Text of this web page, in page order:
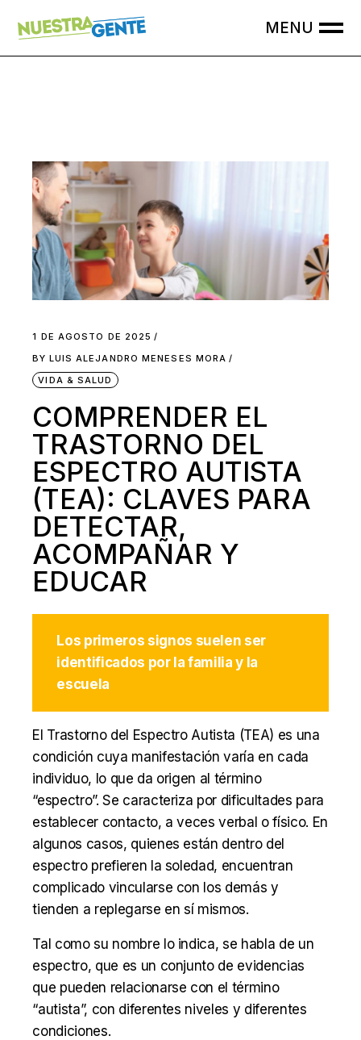
the
1 DE AGOSTO DE 2025
BY LUIS ALEJANDRO MENESES MORA
VIDA & SALUD
COMPRENDER EL
TRASTORNO DEL
ESPECTRO AUTISTA
(TEA): CLAVES PARA
DETECTAR,
ACOMPAÑAR Y
EDUCAR
Los primeros signos suelen ser
identificados por la familia y la
escuela
El Trastorno del Espectro Autista (TEA) es una
condición cuya manifestación varía en cada
individuo, lo que da origen al término
“espectro”. Se caracteriza por dificultades para
establecer contacto, a veces verbal o físico. En
algunos casos, quienes están dentro del
espectro prefieren la soledad, encuentran
complicado vincularse con los demás y
tienden a replegarse en sí mismos.
Tal como su nombre lo indica, se habla de un
espectro, que es un conjunto de evidencias
que pueden relacionarse con el término
“autista”, con diferentes niveles y diferentes
condiciones.